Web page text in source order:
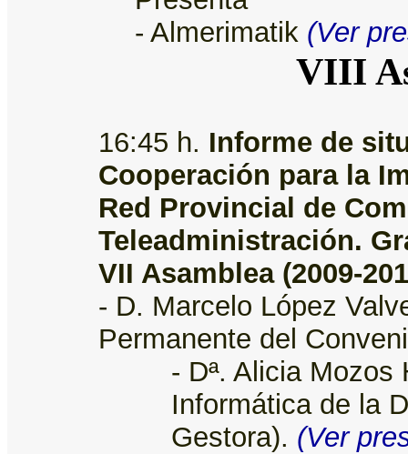
- Almerimatik (Ver
VIII
16:45 h. Informe de
Cooperación para la
Red Provincial de
Teleadministración.
VII Asamblea (2009-
- D. Marcelo López
Permanente del
- Dª. Alicia
Informática de la
Gestora). (Ver